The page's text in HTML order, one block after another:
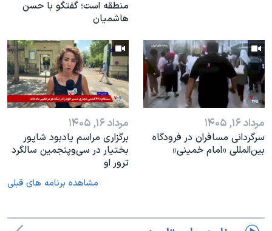
منطقه است؛ گفتگو با حسن
هاشمیان
مرداد ۱۶, ۱۴۰۵
سرگردانی مسافران در فرودگاه
بین‌المللی «امام خمینی»
مرداد ۱۶, ۱۴۰۵
برگزاری مراسم یادبود شاپور
بختیار در سی‌وپنجمین سالگرد
ترور او
مشاهده برنامه های قبلی